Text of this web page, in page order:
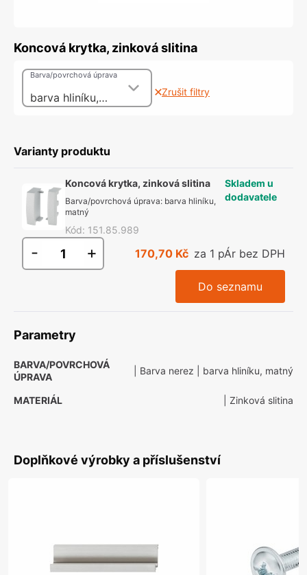
Koncová krytka, zinková slitina
barva hliníku, matný
Barva/povrchová úprava
Zrušit filtry
Varianty produktu
Koncová krytka, zinková slitina
Barva/povrchová úprava: barva hliníku,
matný
Kód: 151.85.989
Skladem u
dodavatele
- + 170,70 Kč za 1 pÁr bez DPH
Do seznamu
Parametry
BARVA/POVRCHOVÁ
ÚPRAVA
| Barva nerez | barva hliníku, matný
MATERIÁL | Zinková slitina
Doplňkové výrobky a příslušenství